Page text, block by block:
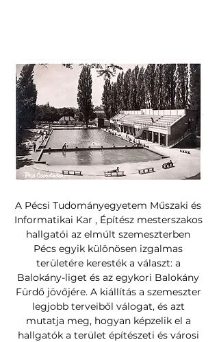
A Pécsi Tudományegyetem Műszaki és
Informatikai Kar , Építész mesterszakos
hallgatói az elmúlt szemeszterben
Pécs egyik különösen izgalmas
területére keresték a választ: a
Balokány-liget és az egykori Balokány
Fürdő jövőjére. A kiállítás a szemeszter
legjobb terveiből válogat, és azt
mutatja meg, hogyan képzelik el a
hallgatók a terület építészeti és városi